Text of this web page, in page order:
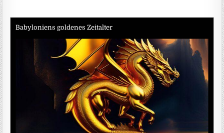
Babyloniens goldenes Zeitalter